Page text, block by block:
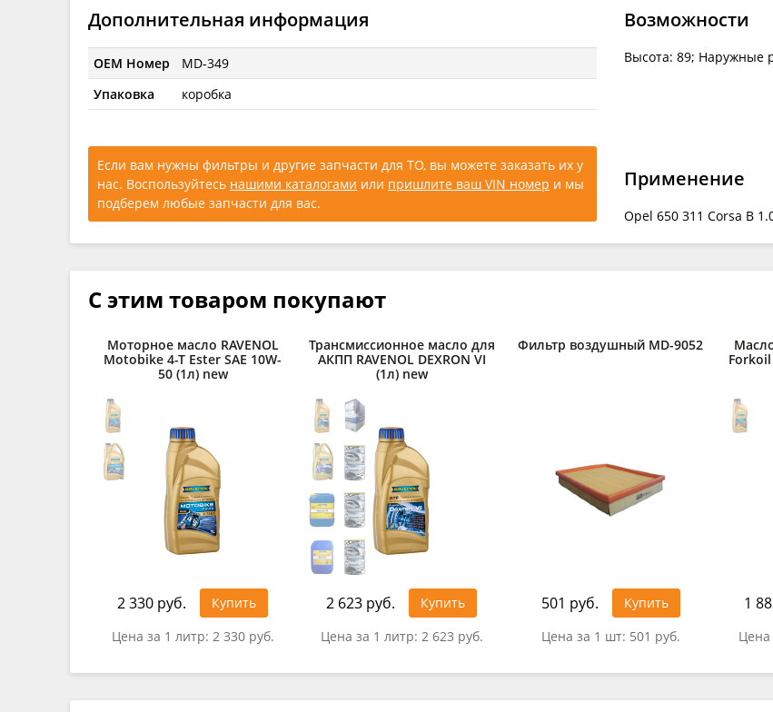
Дополнительная информация
OEM Номер
MD-349
Упаковка
коробка
Если вам нужны фильтры и другие запчасти для ТО, вы можете заказать их у
нас. Воспользуйтесь нашими каталогами или пришлите ваш VIN номер и мы
подберем любые запчасти для вас.
Возможности
Высота: 89; Наружные
Применение
Opel 650 311 Corsa B
С этим товаром покупают
Моторное масло RAVENOL
Motobike 4-T Ester SAE 10W-
50 (1л) new
2 330 руб.
Купить
Цена за 1 литр: 2 330 руб.
Трансмиссионное масло для
АКПП RAVENOL DEXRON VI
(1л) new
2 623 руб.
Купить
Цена за 1 литр: 2 623 руб.
Фильтр воздушный MD-9052
501 руб.
Купить
Цена за 1 шт: 501 руб.
1
Цена